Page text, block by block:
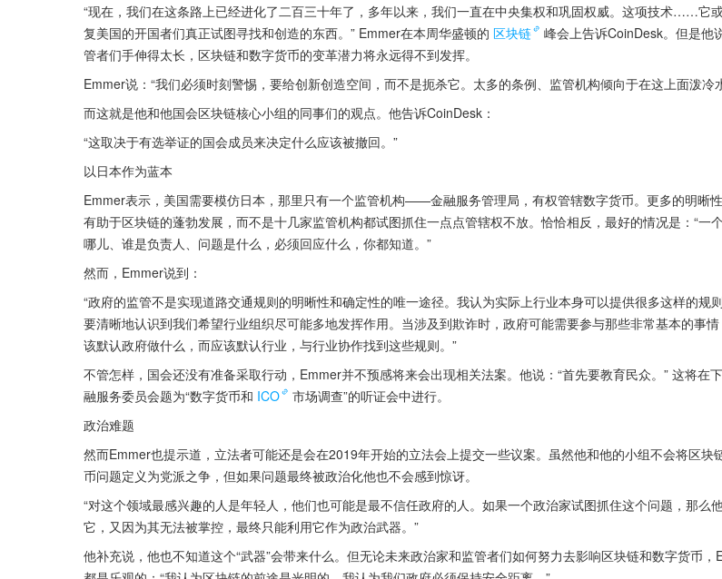
“现在，我们在这条路上已经进化了二百三十年了，多年以来，我们一直在中央集权和巩固权威。这项技术……它
复美国的开国者们真正试图寻找和创造的东西。” Emmer在本周华盛顿的 区块链
峰会上告诉CoinDesk。但是他
管者们手伸得太长，区块链和数字货币的变革潜力将永远得不到发挥。
Emmer说：“我们必须时刻警惕，要给创新创造空间，而不是扼杀它。太多的条例、监管机构倾向于在这上面泼冷
而这就是他和他国会区块链核心小组的同事们的观点。他告诉CoinDesk：
“这取决于有选举证的国会成员来决定什么应该被撤回。”
以日本作为蓝本
Emmer表示，美国需要模仿日本，那里只有一个监管机构——金融服务管理局，有权管辖数字货币。更多的明晰
有助于区块链的蓬勃发展，而不是十几家监管机构都试图抓住一点点管辖权不放。恰恰相反，最好的情况是：“一
哪儿、谁是负责人、问题是什么，必须回应什么，你都知道。”
然而，Emmer说到：
“政府的监管不是实现道路交通规则的明晰性和确定性的唯一途径。我认为实际上行业本身可以提供很多这样的规
要清晰地认识到我们希望行业组织尽可能多地发挥作用。当涉及到欺诈时，政府可能需要参与那些非常基本的事
该默认政府做什么，而应该默认行业，与行业协作找到这些规则。”
不管怎样，国会还没有准备采取行动，Emmer并不预感将来会出现相关法案。他说：“首先要教育民众。” 这将在
融服务委员会题为“数字货币和 ICO
市场调查”的听证会中进行。
政治难题
然而Emmer也提示道，立法者可能还是会在2019年开始的立法会上提交一些议案。虽然他和他的小组不会将区块
币问题定义为党派之争，但如果问题最终被政治化他也不会感到惊讶。
“对这个领域最感兴趣的人是年轻人，他们也可能是最不信任政府的人。如果一个政治家试图抓住这个问题，那么
它，又因为其无法被掌控，最终只能利用它作为政治武器。”
他补充说，他也不知道这个“武器”会带来什么。但无论未来政治家和监管者们如何努力去影响区块链和数字货币，